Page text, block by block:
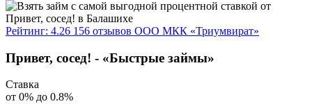
Рейтинг: 4.26 156 отзывов ООО МКК «Триумвират»
Привет, сосед! - «Быстрые займы»
Ставка
от 0% до 0.8%